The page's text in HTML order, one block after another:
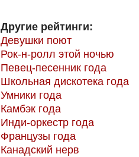
Другие рейтинги:
Девушки поют
Рок-н-ролл этой ночью
Певец-песенник года
Школьная дискотека года
Умники года
Камбэк года
Инди-оркестр года
Французы года
Канадский нерв